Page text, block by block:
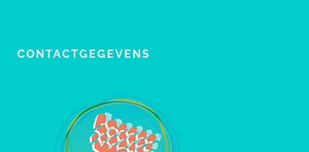
CONTACTGEGEVENS